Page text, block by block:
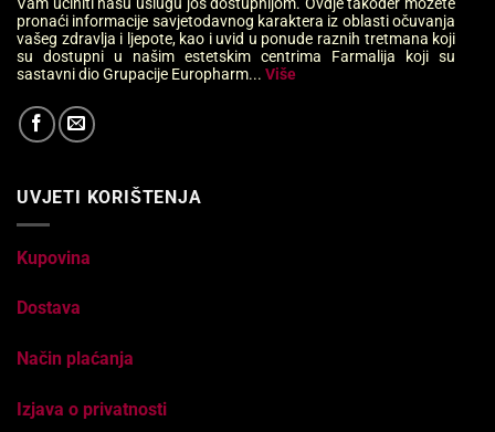
pronaći informacije savjetodavnog karaktera iz oblasti očuvanja
vašeg zdravlja i ljepote, kao i uvid u ponude raznih tretmana koji
su dostupni u našim estetskim centrima Farmalija koji su
sastavni dio Grupacije Europharm... Više
UVJETI KORIŠTENJA
Kupovina
Dostava
Način plaćanja
Izjava o privatnosti